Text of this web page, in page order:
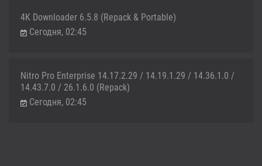
4K Downloader 6.5.8 (Repack & Portable)
Сегодня, 02:45
Nitro Pro Enterprise 14.17.2.29 / 14.19.1.29 / 14.36.1.0 /
14.43.7.0 / 26.1.6.0 (Repack)
Сегодня, 02:45